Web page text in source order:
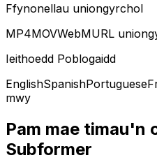
Ffynonellau uniongyrchol
MP4MOVWebMURL
Ieithoedd Poblogaidd
EnglishSpanishPortuguese
mwy
Pam mae timau'n
Subformer